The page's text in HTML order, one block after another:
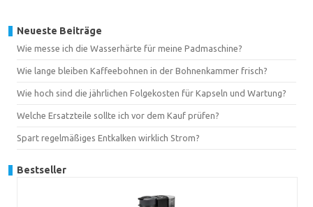
Neueste Beiträge
Wie messe ich die Wasserhärte für meine Padmaschine?
Wie lange bleiben Kaffeebohnen in der Bohnenkammer frisch?
Wie hoch sind die jährlichen Folgekosten für Kapseln und Wartung?
Welche Ersatzteile sollte ich vor dem Kauf prüfen?
Spart regelmäßiges Entkalken wirklich Strom?
Bestseller